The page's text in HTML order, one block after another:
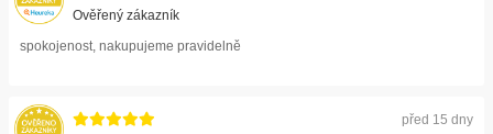
Ověřený zákazník
spokojenost, nakupujeme pravidelně
před 15 dny